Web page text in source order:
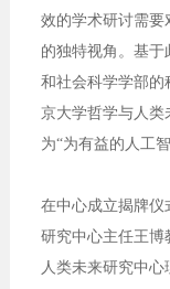
效的学术研讨需要
的独特视角。基
和社会科学学部的
京大学哲学与人类
为“为有益的人工
在中心成立揭牌仪
研究中心主任王博
人类未来研究中